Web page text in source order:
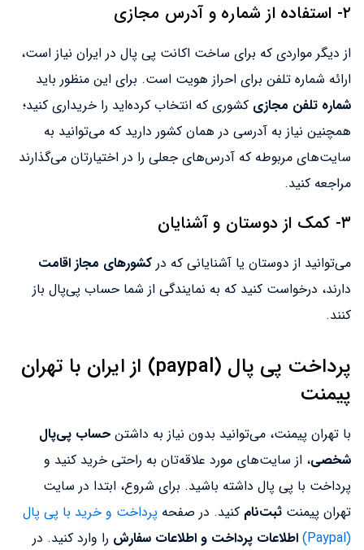
۲- استفاده از شماره و آدرس مجازی
از دیگر مواردی که برای ساخت اکانت پی پال در ایران نیاز است،
ارائه شماره تلفن برای احراز هویت است. برای این منظور باید
شماره تلفن مجازی کشوری که انتخاب کرده‌اید را خریداری کنید؛
همچنین نیاز به آدرسی در همان کشور دارید که می‌توانید به
سایت‌های مربوطه که آدرس‌های جعلی را در اختیارتان می‌گذارند
مراجعه کنید.
۳- کمک از دوستان و آشنایان
می‌توانید از دوستان یا آشنایانی که در کشورهای مجاز اقامت
دارند، درخواست کنید که به نمایندگی از شما حساب پی‌پال باز
کنند.
پرداخت پی پال (paypal) از ایران با تهران
پیمنت
با تهران پیمنت، می‌توانید بدون نیاز به داشتن حساب پی‌پال
شخصی، از سایت‌های مورد علاقه‌تان به راحتی خرید کنید و
پرداخت با پی پال داشته باشید. برای شروع، ابتدا در سایت
تهران پیمنت ثبت‌نام کنید. در صفحه پرداخت و خرید با پی پال
(Paypal)
اطلاعات پرداخت و اطلاعات سفارش را وارد کنید. در